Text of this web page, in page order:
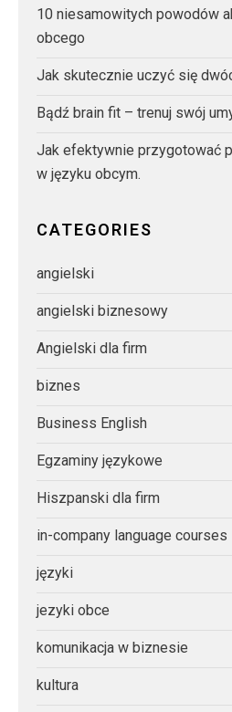
10 niesamowitych powodów
obcego
Jak skutecznie uczyć się
Bądź brain fit – trenuj swój
Jak efektywnie przygotować
w języku obcym.
CATEGORIES
angielski
angielski biznesowy
Angielski dla firm
biznes
Business English
Egzaminy językowe
Hiszpanski dla firm
in-company language courses
języki
jezyki obce
komunikacja w biznesie
kultura